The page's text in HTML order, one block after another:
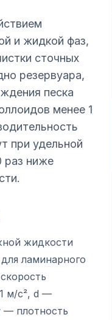
и жидкой фаз,
сточных
резервуара,
песка
менее 1
при удельной
раз ниже
жидкости
ламинарного
м/с², d —
— плотность